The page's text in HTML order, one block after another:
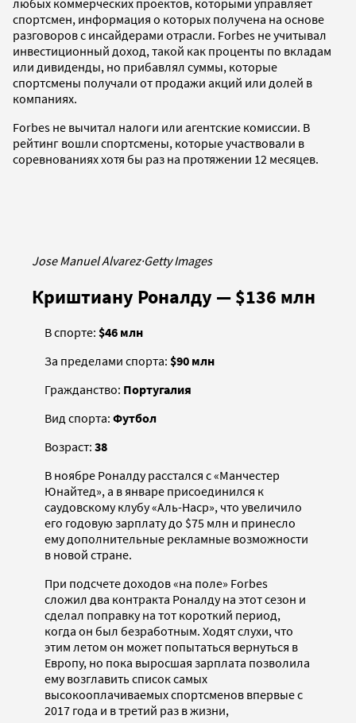
спортсмен, информация о которых получена на основе
разговоров с инсайдерами отрасли. Forbes не учитывал
инвестиционный доход, такой как проценты по вкладам
или дивиденды, но прибавлял суммы, которые
спортсмены получали от продажи акций или долей в
компаниях.
Forbes не вычитал налоги или агентские комиссии. В
рейтинг вошли спортсмены, которые участвовали в
соревнованиях хотя бы раз на протяжении 12 месяцев.
Jose Manuel Alvarez·Getty Images
Криштиану Роналду — $136 млн
В спорте: $46 млн
За пределами спорта: $90 млн
Гражданство: Португалия
Вид спорта: Футбол
Возраст: 38
В ноябре Роналду расстался с «Манчестер
Юнайтед», а в январе присоединился к
саудовскому клубу «Аль-Наср», что увеличило
его годовую зарплату до $75 млн и принесло
ему дополнительные рекламные возможности
в новой стране.
При подсчете доходов «на поле» Forbes
сложил два контракта Роналду на этот сезон и
сделал поправку на тот короткий период,
когда он был безработным. Ходят слухи, что
этим летом он может попытаться вернуться в
Европу, но пока выросшая зарплата позволила
ему возглавить список самых
высокооплачиваемых спортсменов впервые с
2017 года и в третий раз в жизни,